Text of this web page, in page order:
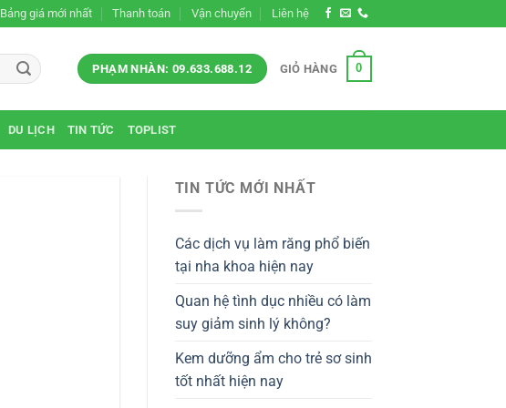
Bảng giá mới nhất Thanh toán Vận chuyển Liên hệ
PHẠM NHÀN: 09.633.688.12 GIỎ HÀNG 0
DU LỊCH TIN TỨC TOPLIST
TIN TỨC MỚI NHẤT
Các dịch vụ làm răng phổ biến
tại nha khoa hiện nay
Quan hệ tình dục nhiều có làm
suy giảm sinh lý không?
Kem dưỡng ẩm cho trẻ sơ sinh
tốt nhất hiện nay